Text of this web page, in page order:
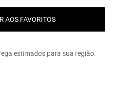
AOS FAVORITOS
estimados para sua região: